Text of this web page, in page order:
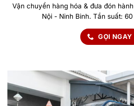
Vận chuyển hàng hóa & đưa đón
Nội - Ninh Binh. Tần suất:
GỌI NGAY